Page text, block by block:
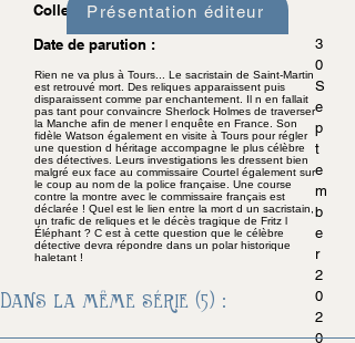
Collection :
Date de parution :
3
0
S
e
p
t
e
m
b
e
r
2
0
2
0
Présentation éditeur
Rien ne va plus à Tours... Le sacristain de Saint-Martin
est retrouvé mort. Des reliques apparaissent puis
disparaissent comme par enchantement. Il n en fallait
pas tant pour convaincre Sherlock Holmes de traverser
la Manche afin de mener l enquête en France. Son
fidèle Watson également en visite à Tours pour régler
une question d héritage accompagne le plus célèbre
des détectives. Leurs investigations les dressent bien
malgré eux face au commissaire Courtel également sur
le coup au nom de la police française. Une course
contre la montre avec le commissaire français est
déclarée ! Quel est le lien entre la mort d un sacristain,
un trafic de reliques et le décès tragique de Fritz l
Éléphant ? C est à cette question que le célèbre
détective devra répondre dans un polar historique
haletant !
Dans la même série (5) :